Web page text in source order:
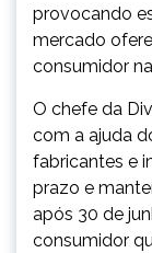
provocando
mercado
consumidor
O chefe da
com a ajuda
fabricantes e
prazo e
após 30 de
consumidor